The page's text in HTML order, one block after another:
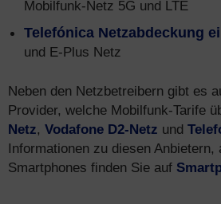
Mobilfunk-Netz 5G und LTE
Telefónica Netzabdeckung
und E-Plus Netz
Neben den Netzbetreibern gibt es
Provider, welche Mobilfunk-Tarife
Netz, Vodafone D2-Netz und
Informationen zu diesen Anbietern,
Smartphones finden Sie auf